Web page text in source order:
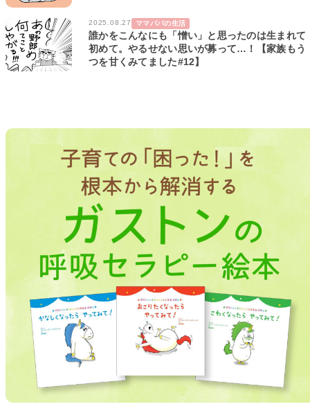
2025.08.27 ママパパの生活
誰かをこんなにも「憎い」と思ったのは生まれて
初めて。やるせない思いが募って…！【家族もう
つを甘くみてました#12】